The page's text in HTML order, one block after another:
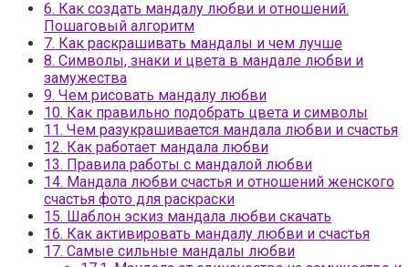
6. Как создать мандалу любви и отношений.
Пошаговый алгоритм
7. Как раскрашивать мандалы и чем лучше
8. Символы, знаки и цвета в мандале любви и
замужества
9. Чем рисовать мандалу любви
10. Как правильно подобрать цвета и символы
11. Чем разукрашивается мандала любви и счастья
12. Как работает мандала любви
13. Правила работы с мандалой любви
14. Мандала любви счастья и отношений женского
счастья фото для раскраски
15. Шаблон эскиз мандала любви скачать
16. Как активировать мандалу любви и счастья
17. Самые сильные мандалы любви